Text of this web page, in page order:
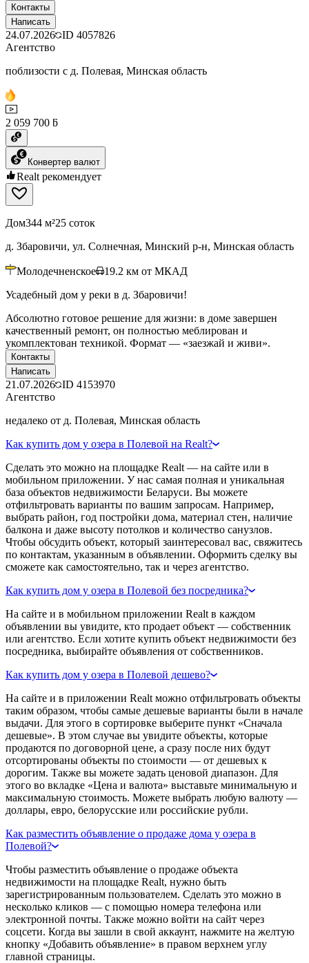
Контакты
Написать
24.07.2026 ID 4057826
Агентство
поблизости с д. Полевая, Минская область
2 059 700 ƃ
Конвертер валют
Realt рекомендует
Дом344 м²25 соток
д. Збаровичи, ул. Солнечная, Минский р-н, Минская область
Молодечненское 19.2 км от МКАД
Усадебный дом у реки в д. Збаровичи!
Абсолютно готовое решение для жизни: в доме завершен
качественный ремонт, он полностью меблирован и
укомплектован техникой. Формат — «заезжай и живи».
Контакты
Написать
21.07.2026 ID 4153970
Агентство
недалеко от д. Полевая, Минская область
Как купить дом у озера в Полевой на Realt?
Сделать это можно на площадке Realt — на сайте или в
мобильном приложении. У нас самая полная и уникальная
база объектов недвижимости Беларуси. Вы можете
отфильтровать варианты по вашим запросам. Например,
выбрать район, год постройки дома, материал стен, наличие
балкона и даже высоту потолков и количество санузлов.
Чтобы обсудить объект, который заинтересовал вас, свяжитесь
по контактам, указанным в объявлении. Оформить сделку вы
сможете как самостоятельно, так и через агентство.
Как купить дом у озера в Полевой без посредника?
На сайте и в мобильном приложении Realt в каждом
объявлении вы увидите, кто продает объект — собственник
или агентство. Если хотите купить объект недвижимости без
посредника, выбирайте объявления от собственников.
Как купить дом у озера в Полевой дешево?
На сайте и в приложении Realt можно отфильтровать объекты
таким образом, чтобы самые дешевые варианты были в начале
выдачи. Для этого в сортировке выберите пункт «Сначала
дешевые». В этом случае вы увидите объекты, которые
продаются по договорной цене, а сразу после них будут
отсортированы объекты по стоимости — от дешевых к
дорогим. Также вы можете задать ценовой диапазон. Для
этого во вкладке «Цена и валюта» выставьте минимальную и
максимальную стоимость. Можете выбрать любую валюту —
доллары, евро, белорусские или российские рубли.
Как разместить объявление о продаже дома у озера в
Полевой?
Чтобы разместить объявление о продаже объекта
недвижимости на площадке Realt, нужно быть
зарегистрированным пользователем. Сделать это можно в
несколько кликов — с помощью номера телефона или
электронной почты. Также можно войти на сайт через
соцсети. Когда вы зашли в свой аккаунт, нажмите на желтую
кнопку «Добавить объявление» в правом верхнем углу
главной страницы.